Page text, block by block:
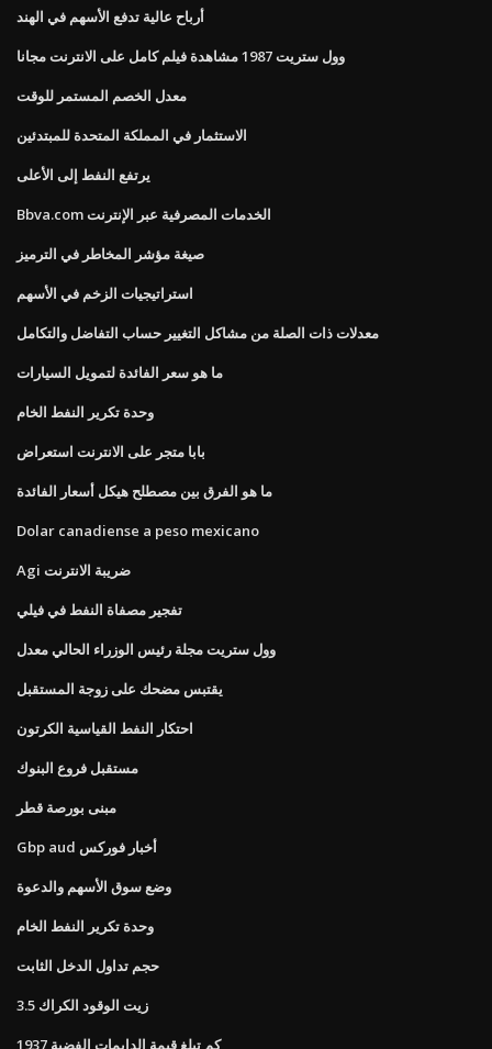
أرباح عالية تدفع الأسهم في الهند
وول ستريت 1987 مشاهدة فيلم كامل على الانترنت مجانا
معدل الخصم المستمر للوقت
الاستثمار في المملكة المتحدة للمبتدئين
يرتفع النفط إلى الأعلى
Bbva.com الخدمات المصرفية عبر الإنترنت
صيغة مؤشر المخاطر في الترميز
استراتيجيات الزخم في الأسهم
معدلات ذات الصلة من مشاكل التغيير حساب التفاضل والتكامل
ما هو سعر الفائدة لتمويل السيارات
وحدة تكرير النفط الخام
بابا متجر على الانترنت استعراض
ما هو الفرق بين مصطلح هيكل أسعار الفائدة
Dolar canadiense a peso mexicano
Agi ضريبة الانترنت
تفجير مصفاة النفط في فيلي
وول ستريت مجلة رئيس الوزراء الحالي معدل
يقتبس مضحك على زوجة المستقبل
احتكار النفط القياسية الكرتون
مستقبل فروع البنوك
مبنى بورصة قطر
Gbp aud أخبار فوركس
وضع سوق الأسهم والدعوة
وحدة تكرير النفط الخام
حجم تداول الدخل الثابت
3.5 زيت الوقود الكراك
كم تبلغ قيمة الدايمات الفضية 1937